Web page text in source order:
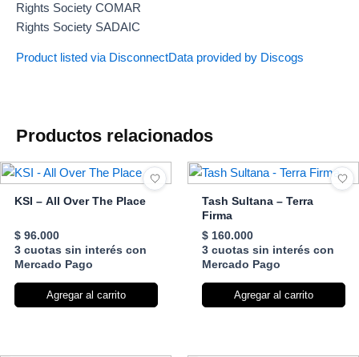
Rights Society COMAR
Rights Society SADAIC
Product listed via DisconnectData provided by Discogs
Productos relacionados
KSI – All Over The Place
$96.000
3 cuotas sin interés con
Mercado Pago
Agregar al carrito
Tash Sultana – Terra
Firma
$160.000
3 cuotas sin interés con
Mercado Pago
Agregar al carrito